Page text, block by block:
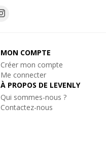
MON COMPTE
Créer mon compte
Me connecter
À PROPOS DE LEVENLY
Qui sommes-nous ?
Contactez-nous